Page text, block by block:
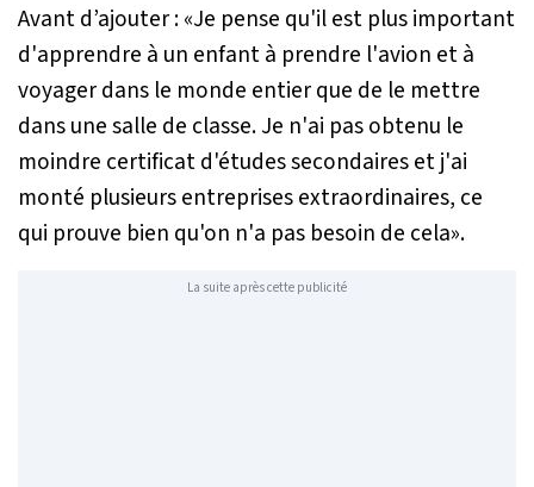
Avant d’ajouter : «Je pense qu'il est plus important
d'apprendre à un enfant à prendre l'avion et à
voyager dans le monde entier que de le mettre
dans une salle de classe. Je n'ai pas obtenu le
moindre certificat d'études secondaires et j'ai
monté plusieurs entreprises extraordinaires, ce
qui prouve bien qu'on n'a pas besoin de cela».
La suite après cette publicité